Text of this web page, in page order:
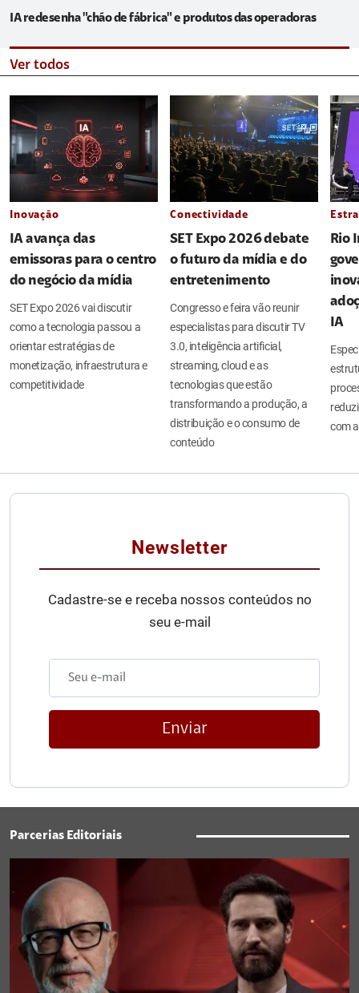
IA redesenha "chão de fábrica" e produtos das operadoras
Ver todos
Inovação
IA avança das
emissoras para o centro
do negócio da mídia
SET Expo 2026 vai discutir
como a tecnologia passou a
orientar estratégias de
monetização, infraestrutura e
competitividade
Conectividade
SET Expo 2026 debate
o futuro da mídia e do
entretenimento
Congresso e feira vão reunir
especialistas para discutir TV
3.0, inteligência artificial,
streaming, cloud e as
tecnologias que estão
transformando a produção, a
distribuição e o consumo de
conteúdo
Rio
IA
com
Newsletter
Cadastre-se e receba nossos conteúdos no
seu e-mail
Enviar
Parcerias Editoriais